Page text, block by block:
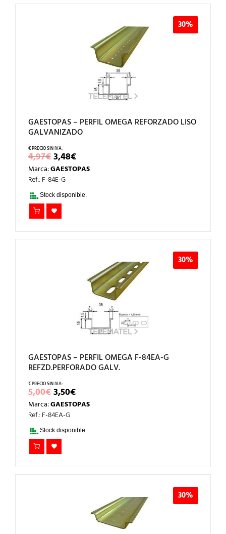
30%
GAESTOPAS – PERFIL OMEGA REFORZADO LISO
GALVANIZADO
4,97€EL
PRECIO
ORIGINAL
ERA:
4,97€.
3,48€EL
PRECIO
ACTUAL
3,48€.
Marca:GAESTOPAS
Ref.: F-84E-G
Stock disponible.
30%
GAESTOPAS – PERFIL OMEGA F-84EA-G
REFZD.PERFORADO GALV.
5,00€EL
PRECIO
ORIGINAL
ERA:
5,00€.
3,50€EL
PRECIO
ACTUAL
3,50€.
Marca:GAESTOPAS
Ref.: F-84EA-G
Stock disponible.
30%